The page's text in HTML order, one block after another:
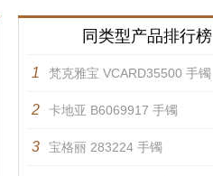
同类型产品排行榜
1 梵克雅宝 VCARD35500 手镯
2 卡地亚 B6069917 手镯
3 宝格丽 283224 手镯